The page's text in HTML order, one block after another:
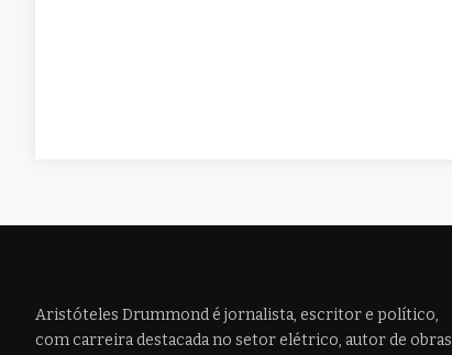
Aristóteles Drummond é jornalista, escritor e político,
com carreira destacada no setor elétrico, autor de obras